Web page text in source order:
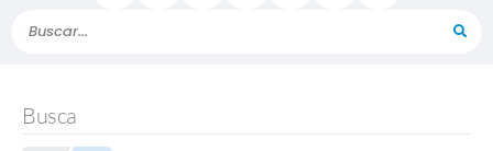
Buscar...
Busca